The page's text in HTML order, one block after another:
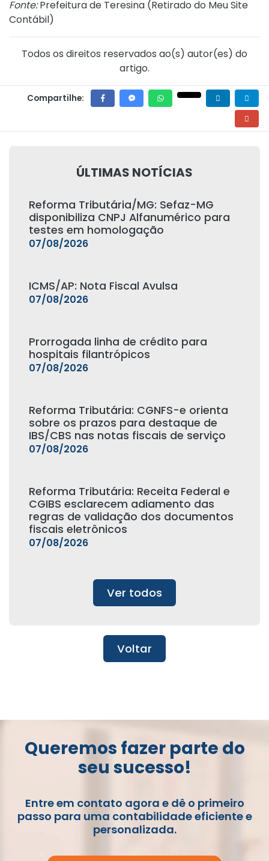
Fonte:Prefeitura de Teresina (Retirado do Meu Site
Contábil)
Todos os direitos reservados ao(s) autor(es) do
artigo.
Compartilhe:
ÚLTIMAS NOTÍCIAS
Reforma Tributária/MG: Sefaz-MG
disponibiliza CNPJ Alfanumérico para
testes em homologação
07/08/2026
ICMS/AP: Nota Fiscal Avulsa
07/08/2026
Prorrogada linha de crédito para
hospitais filantrópicos
07/08/2026
Reforma Tributária: CGNFS-e orienta
sobre os prazos para destaque de
IBS/CBS nas notas fiscais de serviço
07/08/2026
Reforma Tributária: Receita Federal e
CGIBS esclarecem adiamento das
regras de validação dos documentos
fiscais eletrônicos
07/08/2026
Ver todos
Voltar
Queremos fazer parte do
seu sucesso!
Entre em contato agora e dê o primeiro
passo para uma contabilidade eficiente e
personalizada.